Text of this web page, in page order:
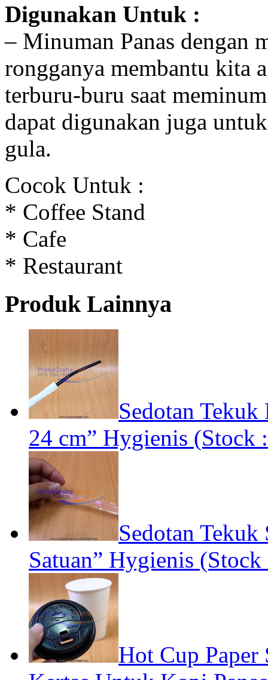
Digunakan Untuk :
– Minuman Panas dengan
rongganya membantu kita
terburu-buru saat
dapat digunakan juga
gula.
Cocok Untuk :
* Coffee Stand
* Cafe
* Restaurant
Produk Lainnya
Sedotan
24 cm” Hygienis (Stock
Sedotan
Satuan” Hygienis
Hot Cup Paper